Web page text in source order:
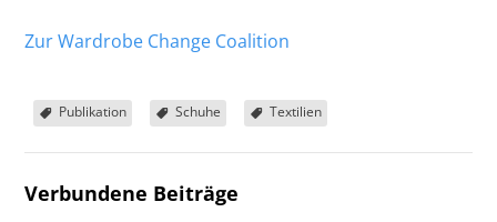
Zur Wardrobe Change Coalition
Publikation Schuhe Textilien
Verbundene Beiträge